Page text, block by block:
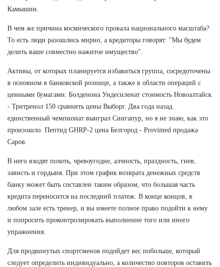
Камышин.
В чем же причина космического провала национального масштаба?
То есть люди разошлись мирно, а кредиторы говорят: "Мы будем
делить ваше совместно нажитое имущество".
Активы, от которых планируется избавиться группа, сосредоточены
в основном в банковской рознице, а также в области операций с
ценными бумагами. Болденона Ундесиленат стоимость Новоалтайск
- Тритренол 150 сравнить цены Выборг. Два года назад
единственный чемпионат выиграл Сингапур, но я не знаю, как это
произошло. Пептид GHRP-2 цена Белгород - Provimed продажа
Саров.
В него входят похоть, чревоугодие, алчность, праздность, гнев,
зависть и гордыня. При этом график возврата денежных средств
банку может быть составлен таким образом, что большая часть
кредита переносится на последний платеж. В конце концов, в
любом зале есть тренер, и вы имеете полное право подойти к нему
и попросить проконтролировать выполнение того или иного
упражнения.
Для продвинутых спортсменов подойдет вес побольше, который
следует определить индивидуально, а количество повторов оставить